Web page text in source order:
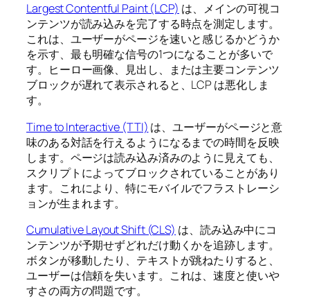
Largest Contentful Paint (LCP) は、メインの可視コ
ンテンツが読み込みを完了する時点を測定します。
これは、ユーザーがページを速いと感じるかどうか
を示す、最も明確な信号の1つになることが多いで
す。ヒーロー画像、見出し、または主要コンテンツ
ブロックが遅れて表示されると、LCP は悪化しま
す。
Time to Interactive (TTI) は、ユーザーがページと意
味のある対話を行えるようになるまでの時間を反映
します。ページは読み込み済みのように見えても、
スクリプトによってブロックされていることがあり
ます。これにより、特にモバイルでフラストレーシ
ョンが生まれます。
Cumulative Layout Shift (CLS) は、読み込み中にコ
ンテンツが予期せずどれだけ動くかを追跡します。
ボタンが移動したり、テキストが跳ねたりすると、
ユーザーは信頼を失います。これは、速度と使いや
すさの両方の問題です。